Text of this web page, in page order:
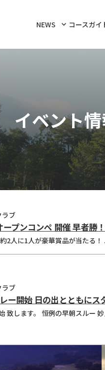
NEWS コースガイ
イベント
ラブ
プンコンペ 開催 早者勝
次回
ラブ
ー開始 日の出とともにス
5/30（土）【休日限定】